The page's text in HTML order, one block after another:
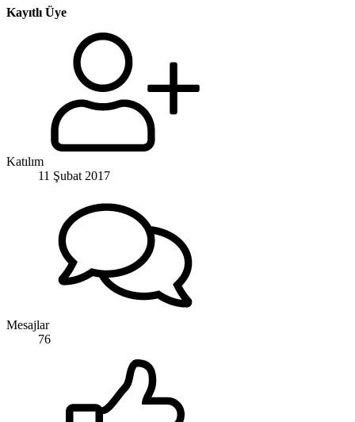
Kayıtlı Üye
Katılım
11 Şubat 2017
Mesajlar
76